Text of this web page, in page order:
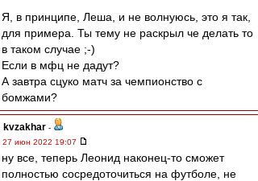
Я, в принципе, Леша, и не волнуюсь, это я так,
для примера. Ты тему не раскрыл че делать то
в таком случае ;-)
Если в мфц не дадут?
А завтра сцуко матч за чемпионство с
бомжами?
kvzakhar -
27 июн 2022 19:07
ну все, теперь Леонид наконец-то сможет
полностью сосредоточиться на футболе, не